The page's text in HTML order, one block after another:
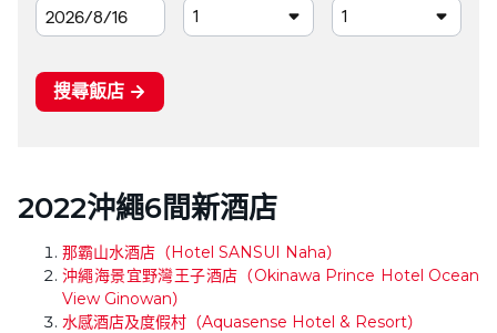
2022沖繩6間新酒店
那霸山水酒店（Hotel SANSUI Naha）
沖繩海景宜野灣王子酒店（Okinawa Prince Hotel Ocean
View Ginowan）
水感酒店及度假村（Aquasense Hotel & Resort）